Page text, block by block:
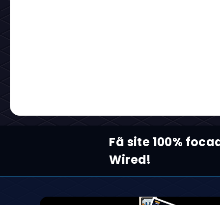
Fã site 100%
Wired!